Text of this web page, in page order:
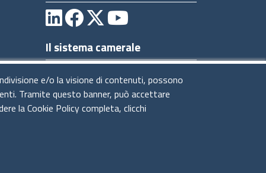
Il sistema camerale
e/o la visione di contenuti, possono
Tramite questo banner, può accettare
la Cookie Policy completa, clicchi